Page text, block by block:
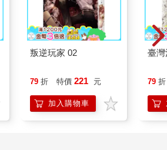
叛逆玩家 02
79 折 特價 221 元
加入購物車
臺
79 折